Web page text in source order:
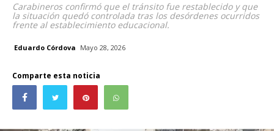
Carabineros confirmó que el tránsito fue restablecido y que
la situación quedó controlada tras los desórdenes ocurridos
frente al establecimiento educacional.
Eduardo Córdova Mayo 28, 2026
Comparte esta noticia